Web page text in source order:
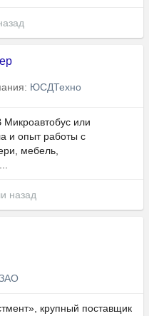
ЮСДТехно
Микроавтобус или
и опыт работы с
мебель,
назад
крупный поставщик